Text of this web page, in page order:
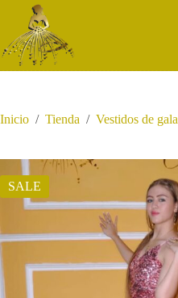
contenido
Inicio / Tienda / Vestidos de gala
SALE